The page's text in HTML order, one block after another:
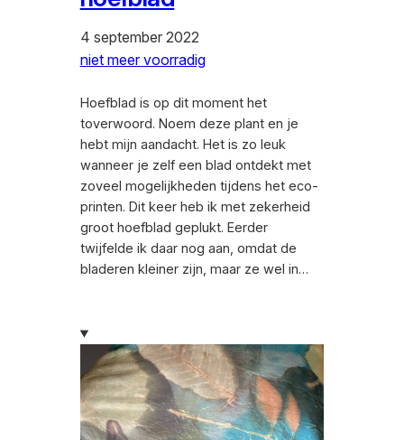
4 september 2022
niet meer voorradig
Hoefblad is op dit moment het
toverwoord. Noem deze plant en je
hebt mijn aandacht. Het is zo leuk
wanneer je zelf een blad ontdekt met
zoveel mogelijkheden tijdens het eco-
printen. Dit keer heb ik met zekerheid
groot hoefblad geplukt. Eerder
twijfelde ik daar nog aan, omdat de
bladeren kleiner zijn, maar ze wel in…